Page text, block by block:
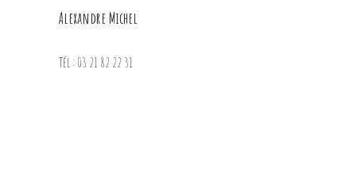
Alexandre Michel
Tél : 03 21 82 22 31